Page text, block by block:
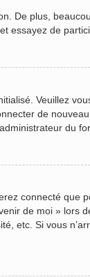
De plus,
essayez de
Veuillez
de
du
connecté que
de moi » lors
etc. Si vous